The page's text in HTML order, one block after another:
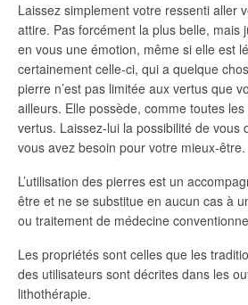
Laissez simplement votre ressenti aller
attire. Pas forcément la plus belle, mais
en vous une émotion, même si elle est
certainement celle-ci, qui a quelque
pierre n’est pas limitée aux vertus que
ailleurs. Elle possède, comme toutes
vertus. Laissez-lui la possibilité de vous
vous avez besoin pour votre mieux-être.
L’utilisation des pierres est un
être et ne se substitue en aucun cas à
ou traitement de médecine
Les propriétés sont celles que les
des utilisateurs sont décrites dans les
lithothérapie.